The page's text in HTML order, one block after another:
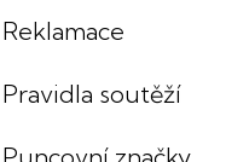
Reklamace
Pravidla soutěží